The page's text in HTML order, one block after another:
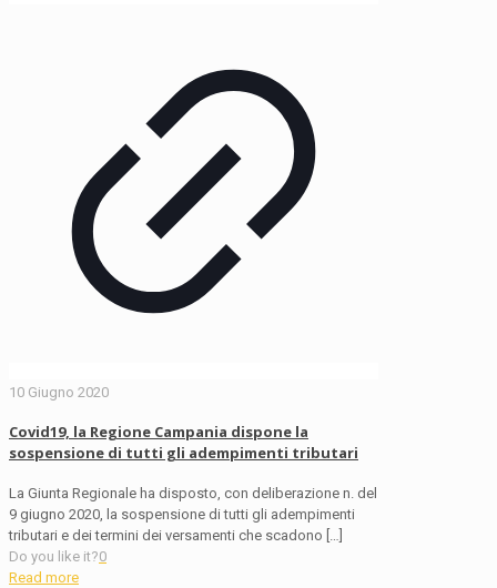
10 Giugno 2020
Covid19, la Regione Campania dispone la
sospensione di tutti gli adempimenti tributari
La Giunta Regionale ha disposto, con deliberazione n. del
9 giugno 2020, la sospensione di tutti gli adempimenti
tributari e dei termini dei versamenti che scadono […]
Do you like it?0
Read more